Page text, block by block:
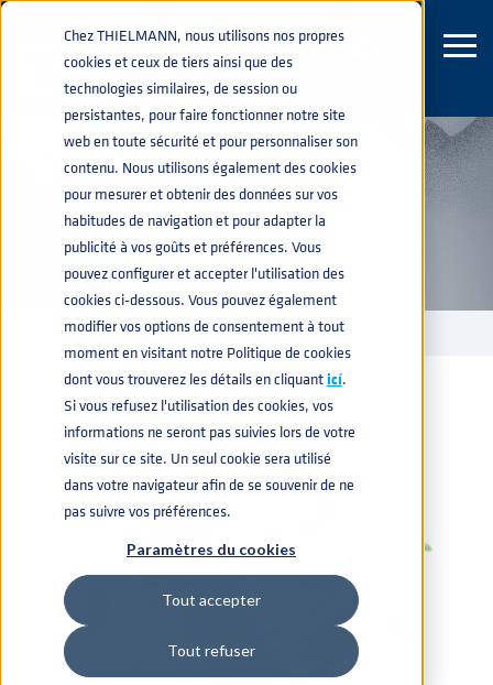
Chez THIELMANN, nous utilisons nos propres
cookies et ceux de tiers ainsi que des
technologies similaires, de session ou
persistantes, pour faire fonctionner notre site
web en toute sécurité et pour personnaliser son
contenu. Nous utilisons également des cookies
pour mesurer et obtenir des données sur vos
habitudes de navigation et pour adapter la
publicité à vos goûts et préférences. Vous
pouvez configurer et accepter l'utilisation des
cookies ci-dessous. Vous pouvez également
modifier vos options de consentement à tout
moment en visitant notre Politique de cookies
dont vous trouverez les détails en cliquanticí.
Si vous refusez l'utilisation des cookies, vos
informations ne seront pas suivies lors de votre
visite sur ce site. Un seul cookie sera utilisé
dans votre navigateur afin de se souvenir de ne
pas suivre vos préférences.
Paramètres du cookies
Tout accepter
Tout refuser
VERTEX KEG
FÛTS ACIER INOXYDABLEnavigate_nextVERTEX KEG